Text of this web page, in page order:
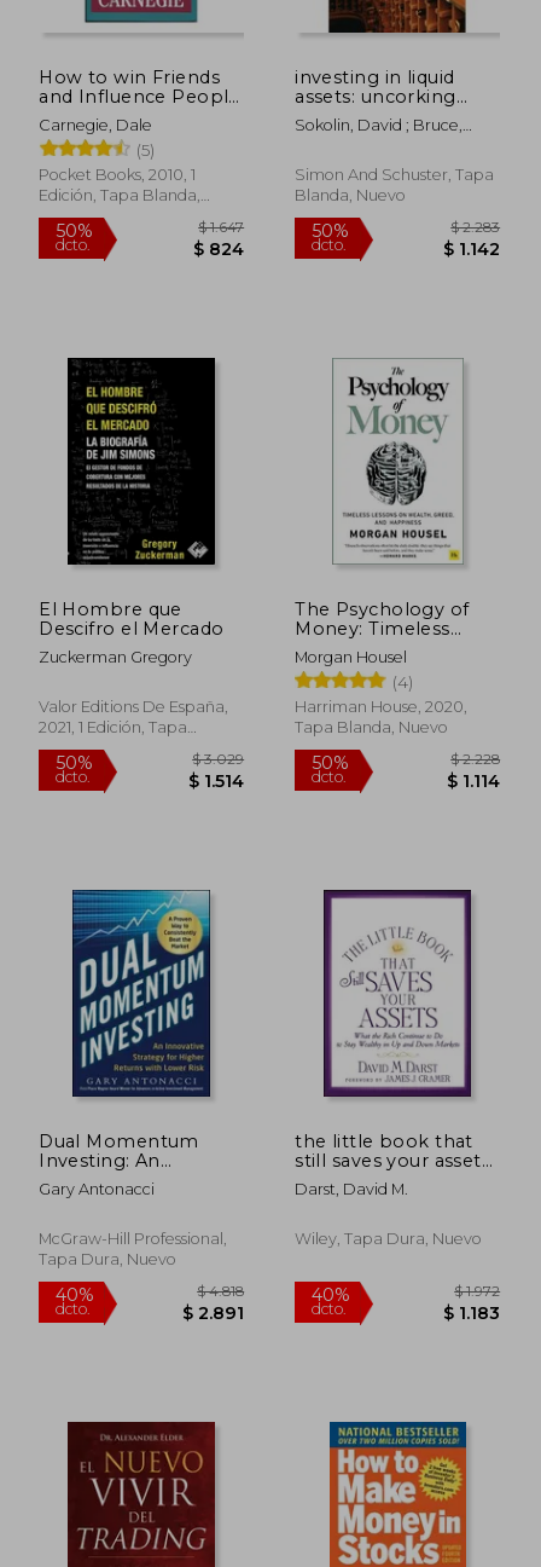
How to win Friends
and Influence People
(Pocket Books) (en
Inglés)
Carnegie, Dale
(5)
Pocket Books, 2010, 1
Edición, Tapa Blanda,
Nuevo
50%
investing in liquid
assets: uncorking
profits in today ` s
global wine market
Sokolin, David ; Bruce,
Simon And Schuster, Tapa
Blanda, Nuevo
50%
El Hombre que
Descifro el Mercado
Zuckerman Gregory
Valor Editions De España,
2021, 1 Edición, Tapa
Blanda, Nuevo
50%
dcto.
The Psychology of
Money: Timeless
Lessons on Wealth,
Greed, and Happiness
(en Inglés)
Morgan Housel
(4)
Harriman House, 2020,
Tapa Blanda, Nuevo
50%
dcto.
Dual Momentum
Investing: An
Innovative Strategy
for Higher Returns
Gary Antonacci
McGraw-Hill Professional,
Tapa Dura, Nuevo
the little book that
still saves your assets
(en Inglés)
Darst, David M.
Wiley, Tapa Dura, Nuevo